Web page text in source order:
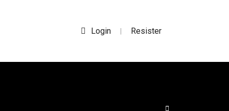
Login | Resister